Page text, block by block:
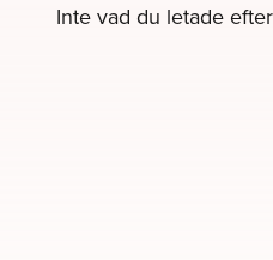
Inte vad du letade